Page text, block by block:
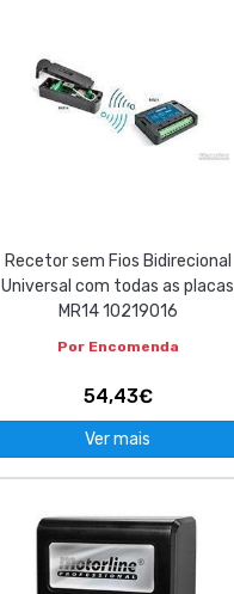
Recetor sem Fios Bidirecional
Universal com todas as placas
MR14 10219016
Por Encomenda
54,43€
Ver mais